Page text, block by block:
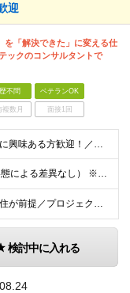
迎
を「解決できた」に変える仕
ックのコンサルタントで
不問 ベテランOK
複数月 面接1回
【未経験歓迎】地方創生に興味ある方歓迎！／東成瀬村に移住できる方が対象です ＜経験・スキルは問いません！＞ ★学歴不問 ★IT業界・コンサルタント未経験者も歓迎 ★第二新卒、社会人経験の浅い方もOK
月給24万円以上（雇用形態による差異なし） ※実務経験者は入社前に査定面談を実施のうえスキルや実績をベースに別途提示します。 ※IT・WEB業界の経験が5年以上ある方は、別途査定のうえ給与を決定します
【秋田県東成瀬村への移住が前提／プロジェクトにより、客先へ出向いたり、他の自治体に赴任する可能性があります】 秋田県雄勝郡東成瀬村田子内仙人下30-1 東成瀬村山村開発センター内 ★紅茶とコーヒーが無
検討中に入れる